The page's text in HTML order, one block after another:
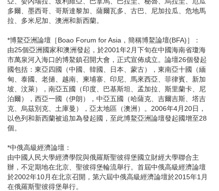
多爾、墨西哥、哥斯達黎加、薩爾瓦多、古巴、尼加拉瓜、危地馬
拉、多米尼加、澳洲和新西蘭。
*博鰲亞洲論壇［Boao Forum for Asia，簡稱博鰲論壇(BFA)］：
由25個亞洲國家和澳洲發起，於2001年2月下旬在中國海南省瓊海
市萬泉河入海口的博鰲鎮召開大會，正式宣佈成立。論壇26個發起
國包括：東亞四國（中國、韓國、日本、蒙古），東南亞十國（緬
甸、泰國、老撾、越南、柬埔寨、印尼、馬來西亞、菲律賓、新加
坡、汶萊），南亞五國（印度、巴基斯坦、孟加拉、斯里蘭卡、尼
泊爾），西亞一國（伊朗），中亞五國（哈薩克、吉爾吉斯、塔吉
克、烏茲別克、土庫曼），亞太地區（澳洲）。2006年4月20日，
以色列和新西蘭被追加為發起國，至此博鰲亞洲論壇發起國增至28
個。
*中俄高級經濟論壇：
由中國人民大學經濟學院與俄羅斯聖彼得堡國立財經大學聯合主
辦，不定期地在北京、聖彼得堡輪流舉行。首屆中俄高級經濟論壇
於2002年10月在北京召開，第六屆中俄高級經濟論壇於2015年1月
在俄羅斯聖彼得堡舉行。